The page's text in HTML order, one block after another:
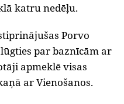
katru nedēļu.
Porvo
par baznīcām ar
apmeklē visas
ar Vienošanos.